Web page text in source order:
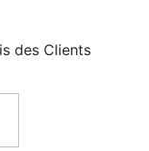
des Clients